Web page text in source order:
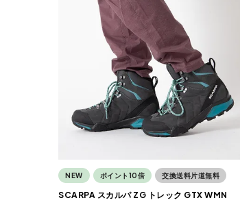
NEW ポイント10倍 交換送料片道無料
SCARPA スカルパ ZG トレック GTX WMN